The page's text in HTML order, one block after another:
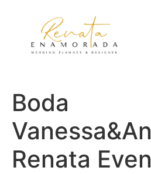
Boda
Renata